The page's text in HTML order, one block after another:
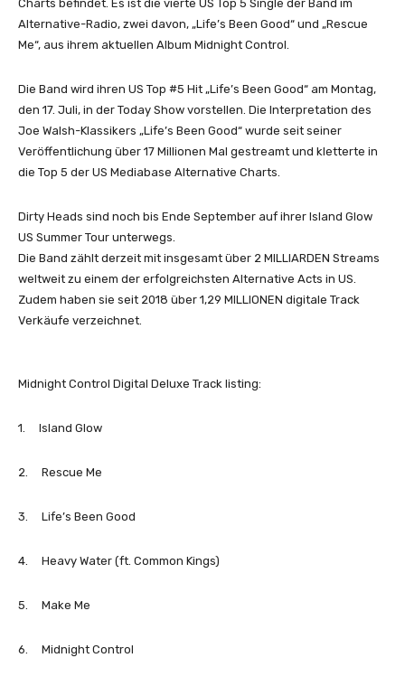
Charts befindet. Es ist die vierte US Top 5 Single der Band im
Alternative-Radio, zwei davon, „Life’s Been Good“ und „Rescue
Me“, aus ihrem aktuellen Album Midnight Control.
Die Band wird ihren US Top #5 Hit „Life’s Been Good“ am Montag,
den 17. Juli, in der Today Show vorstellen. Die Interpretation des
Joe Walsh-Klassikers „Life’s Been Good“ wurde seit seiner
Veröffentlichung über 17 Millionen Mal gestreamt und kletterte in
die Top 5 der US Mediabase Alternative Charts.
Dirty Heads sind noch bis Ende September auf ihrer Island Glow
US Summer Tour unterwegs.
Die Band zählt derzeit mit insgesamt über 2 MILLIARDEN Streams
weltweit zu einem der erfolgreichsten Alternative Acts in US.
Zudem haben sie seit 2018 über 1,29 MILLIONEN digitale Track
Verkäufe verzeichnet.
Midnight Control Digital Deluxe Track listing:
1. Island Glow
2. Rescue Me
3. Life’s Been Good
4. Heavy Water (ft. Common Kings)
5. Make Me
6. Midnight Control